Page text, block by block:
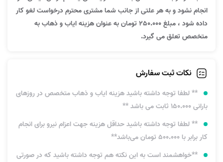
انجام نشود و به هر علتی از جانب شما مشتری محترم درخواست لغو کار
داده شود ، مبلغ 250.000 تومان به عنوان هزینه ایاب و ذهاب به
متخصص تعلق می گیرد.
نکات ثبت سفارش
** لطفا توجه داشته باشید هزینه ایاب و ذهاب متخصص در روزهای
بارانی 150.000 ثابت می باشد **
** لطفا توجه داشته باشید حداقل هزینه جهت اعزام نیرو برای انجام
کار برابر با 500.000 تومان می‌باشد**
**خواهشمند است به این نکته هم توجه داشته باشید که در صورتی